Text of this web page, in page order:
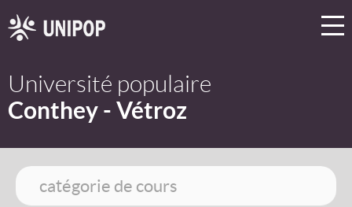
Université populaire
Conthey - Vétroz